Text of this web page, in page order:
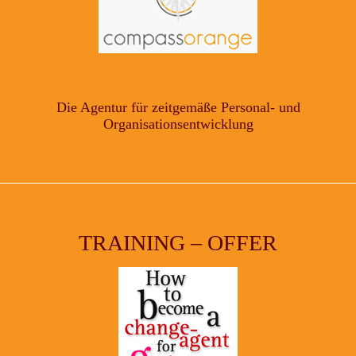
Die Agentur für zeitgemäße Personal- und
Organisationsentwicklung
TRAINING – OFFER